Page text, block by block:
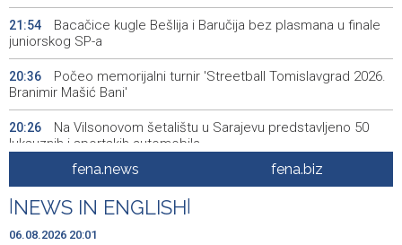
21:54
Bacačice kugle Bešlija i Baručija bez plasmana u finale
juniorskog SP-a
20:36
Počeo memorijalni turnir 'Streetball Tomislavgrad 2026.
Branimir Mašić Bani'
20:26
Na Vilsonovom šetalištu u Sarajevu predstavljeno 50
luksuznih i sportskih automobila
Announcement of events for Friday, 7 August 2026
19:55
Drugi Festival bakri okupio mještane i posjetitelje kod
Livna
fena.news fena.biz
NEWS IN ENGLISH
06.08.2026 20:01